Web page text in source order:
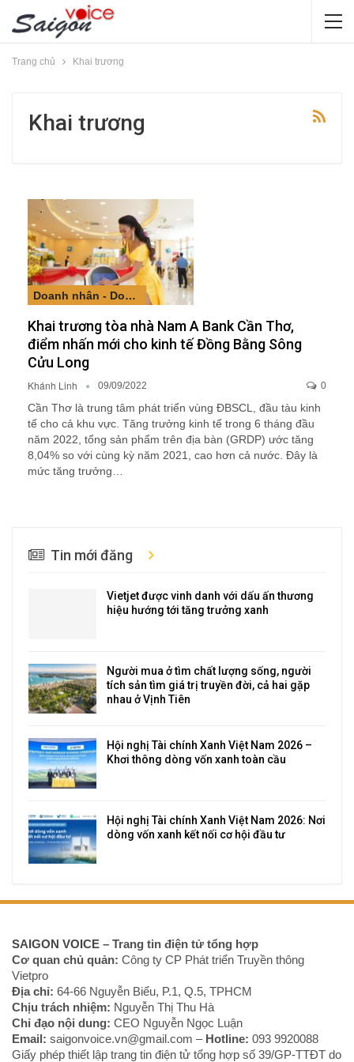
Trang chủ Khai trương
Khai trương
Doanh nhân - Doanh nghiệp
Khai trương tòa nhà Nam A Bank Cần Thơ,
điểm nhấn mới cho kinh tế Đồng Bằng Sông
Cửu Long
Khánh Linh 09/09/2022 0
Cần Thơ là trung tâm phát triển vùng ĐBSCL, đầu tàu kinh
tế cho cả khu vực. Tăng trưởng kinh tế trong 6 tháng đầu
năm 2022, tổng sản phẩm trên địa bàn (GRDP) ước tăng
8,04% so với cùng kỳ năm 2021, cao hơn cả nước. Đây là
mức tăng trưởng…
Tin mới đăng
Vietjet được vinh danh với dấu ấn thương
hiệu hướng tới tăng trưởng xanh
Người mua ở tìm chất lượng sống, người
tích sản tìm giá trị truyền đời, cả hai gặp
nhau ở Vịnh Tiên
Hội nghị Tài chính Xanh Việt Nam 2026 –
Khơi thông dòng vốn xanh toàn cầu
Hội nghị Tài chính Xanh Việt Nam 2026: Nơi
dòng vốn xanh kết nối cơ hội đầu tư
SAIGON VOICE – Trang tin điện tử tổng hợp
Cơ quan chủ quản: Công ty CP Phát triển Truyền thông
Vietpro
Địa chỉ: 64-66 Nguyễn Biểu, P.1, Q.5, TPHCM
Chịu trách nhiệm: Nguyễn Thị Thu Hà
Chỉ đạo nội dung: CEO Nguyễn Ngọc Luận
Email: saigonvoice.vn@gmail.com – Hotline: 093 9920088‬
Giấy phép thiết lập trang tin điện tử tổng hợp số 39/GP-TTĐT do